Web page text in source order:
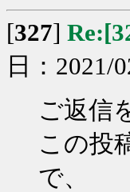
[327]
日：2021/
ご返信
この投
で、